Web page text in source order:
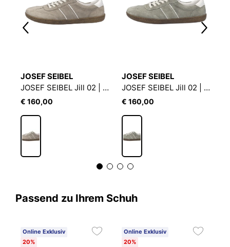
JOSEF SEIBEL
JOSEF SEIBEL Jill 02 | Sneaker für Damen | Beige
€ 160,00
JOSEF SEIBEL
JOSEF SEIBEL Jill 02 | Sneaker für Damen | Grün
€ 160,00
Passend zu Ihrem Schuh
Online Exklusiv
20%
Online Exklusiv
20%